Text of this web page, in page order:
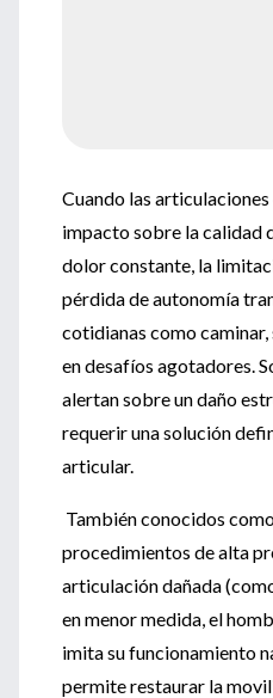
Cuando las
impacto sobre la calidad
dolor constante, la
pérdida de autonomía
cotidianas como
en desafíos agotadores.
alertan sobre un daño
requerir una solución
articular.
También conocidos
procedimientos de alta
articulación dañada
en menor medida, el
imita su funcionamiento
permite restaurar la